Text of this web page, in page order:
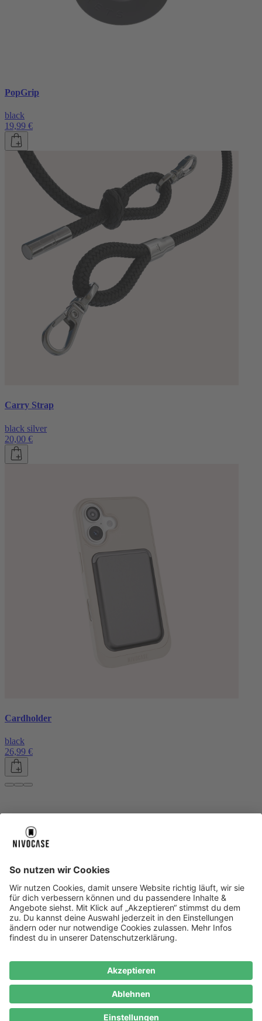
PopGrip
black
19,99 €
Carry Strap
black silver
20,00 €
Cardholder
black
26,99 €
About NIVOCASE
Geschäftskunden
Zahlungsarten Versandinfos Alle Hilfe-Themen
Zufriedenheitsgarantie
Service
Service
AGB VERTRAG WIDERRUFEN Datenschutz
Ombudsmann
Barrierefreiheit Lieferantenkodex Bestell-Prozess
Samsung Handyhüllen
Handyhüllen Handyketten
Cookie Consent
* Preisangaben inkl. Mwst. und zzgl.Versandkosten